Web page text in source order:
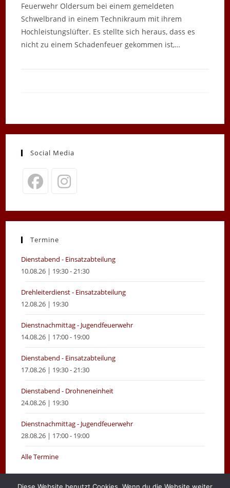
Feuerwehr Oldersum bei einem gemeldeten
Schwelbrand in einem Technikraum mit ihrem
Hochleistungslüfter. Es stellte sich heraus, dass es
nicht zu einem Schadenfeuer gekommen ist,…
Social Media
in
new
in
new
Termine
Dienstabend - Einsatzabteilung
10.08.26 | 19:30 - 21:30
Drehleiterdienst - Einsatzabteilung
12.08.26 | 19:30
Dienstnachmittag - Jugendfeuerwehr
14.08.26 | 17:00 - 19:00
Dienstabend - Einsatzabteilung
17.08.26 | 19:30 - 21:30
Dienstabend - Drohneneinheit
24.08.26 | 19:30
Dienstnachmittag - Jugendfeuerwehr
28.08.26 | 17:00 - 19:00
Alle Termine